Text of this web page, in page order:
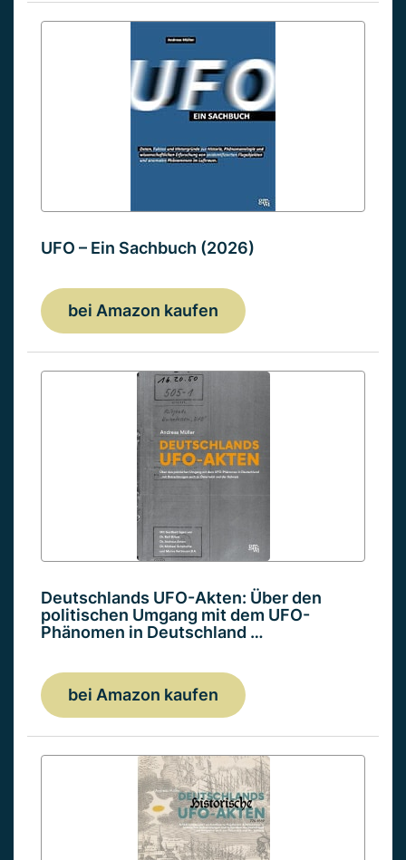
UFO – Ein Sachbuch (2026)
bei Amazon kaufen
Deutschlands UFO-Akten: Über den
politischen Umgang mit dem UFO-
Phänomen in Deutschland …
bei Amazon kaufen